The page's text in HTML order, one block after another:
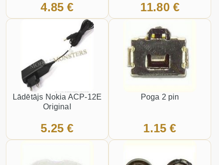
4.85 € 11.80 €
Lādētājs Nokia ACP-12E
Original
5.25 €
Poga 2 pin
1.15 €